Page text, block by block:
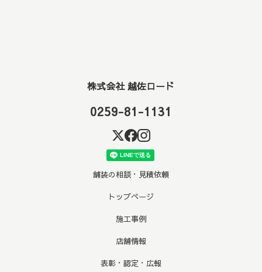
株式会社 越佐ロード
0259-81-1131
舗装の相談・見積依頼
トップページ
施工事例
店舗情報
表彰・認定・広報